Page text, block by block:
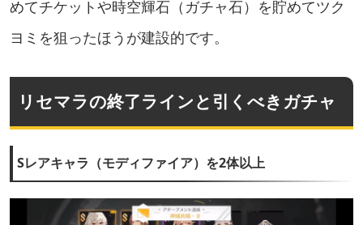
めてチケットや時空輝石（ガチャ石）を貯めてツク
ヨミを狙ったほうが建設的です。
リセマラの終了ラインと引くべきガチャ
Sレアキャラ（モディファイア）を2体以上